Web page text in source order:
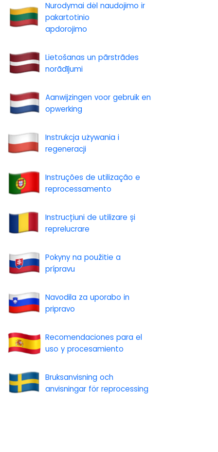
Nurodymai dėl naudojimo ir
pakartotinio
apdorojimo
Lietošanas un pārstrādes
norādījumi
Aanwijzingen voor gebruik en
opwerking
Instrukcja używania i
regeneracji
Instruções de utilização e
reprocessamento
Instrucțiuni de utilizare și
reprelucrare
Pokyny na použitie a
prípravu
Navodila za uporabo in
pripravo
Recomendaciones para el
uso y procesamiento
Bruksanvisning och
anvisningar för reprocessing